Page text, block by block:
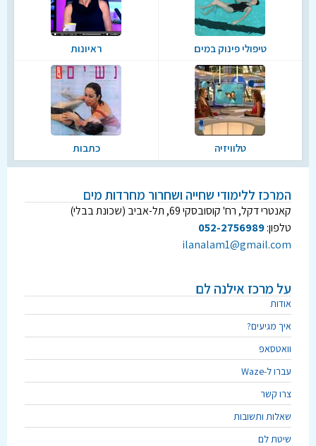
טיפולי פינוק במים ראיונות
טלוויזיה כתבות
המרכז ללימודי שחייה ושחרור מחרדות מים
קאנטרי דקל, רח' קוסובסקי 69, תל-אביב (שכונת בבלי)
טלפון:052-2756989
ilanalam1@gmail.com
על מרכז אילנה לם
אודות
איך מגיעים?
וואטסאפ
עברו ל-Waze
צרו קשר
שאלות ותשובות
שיטת לם